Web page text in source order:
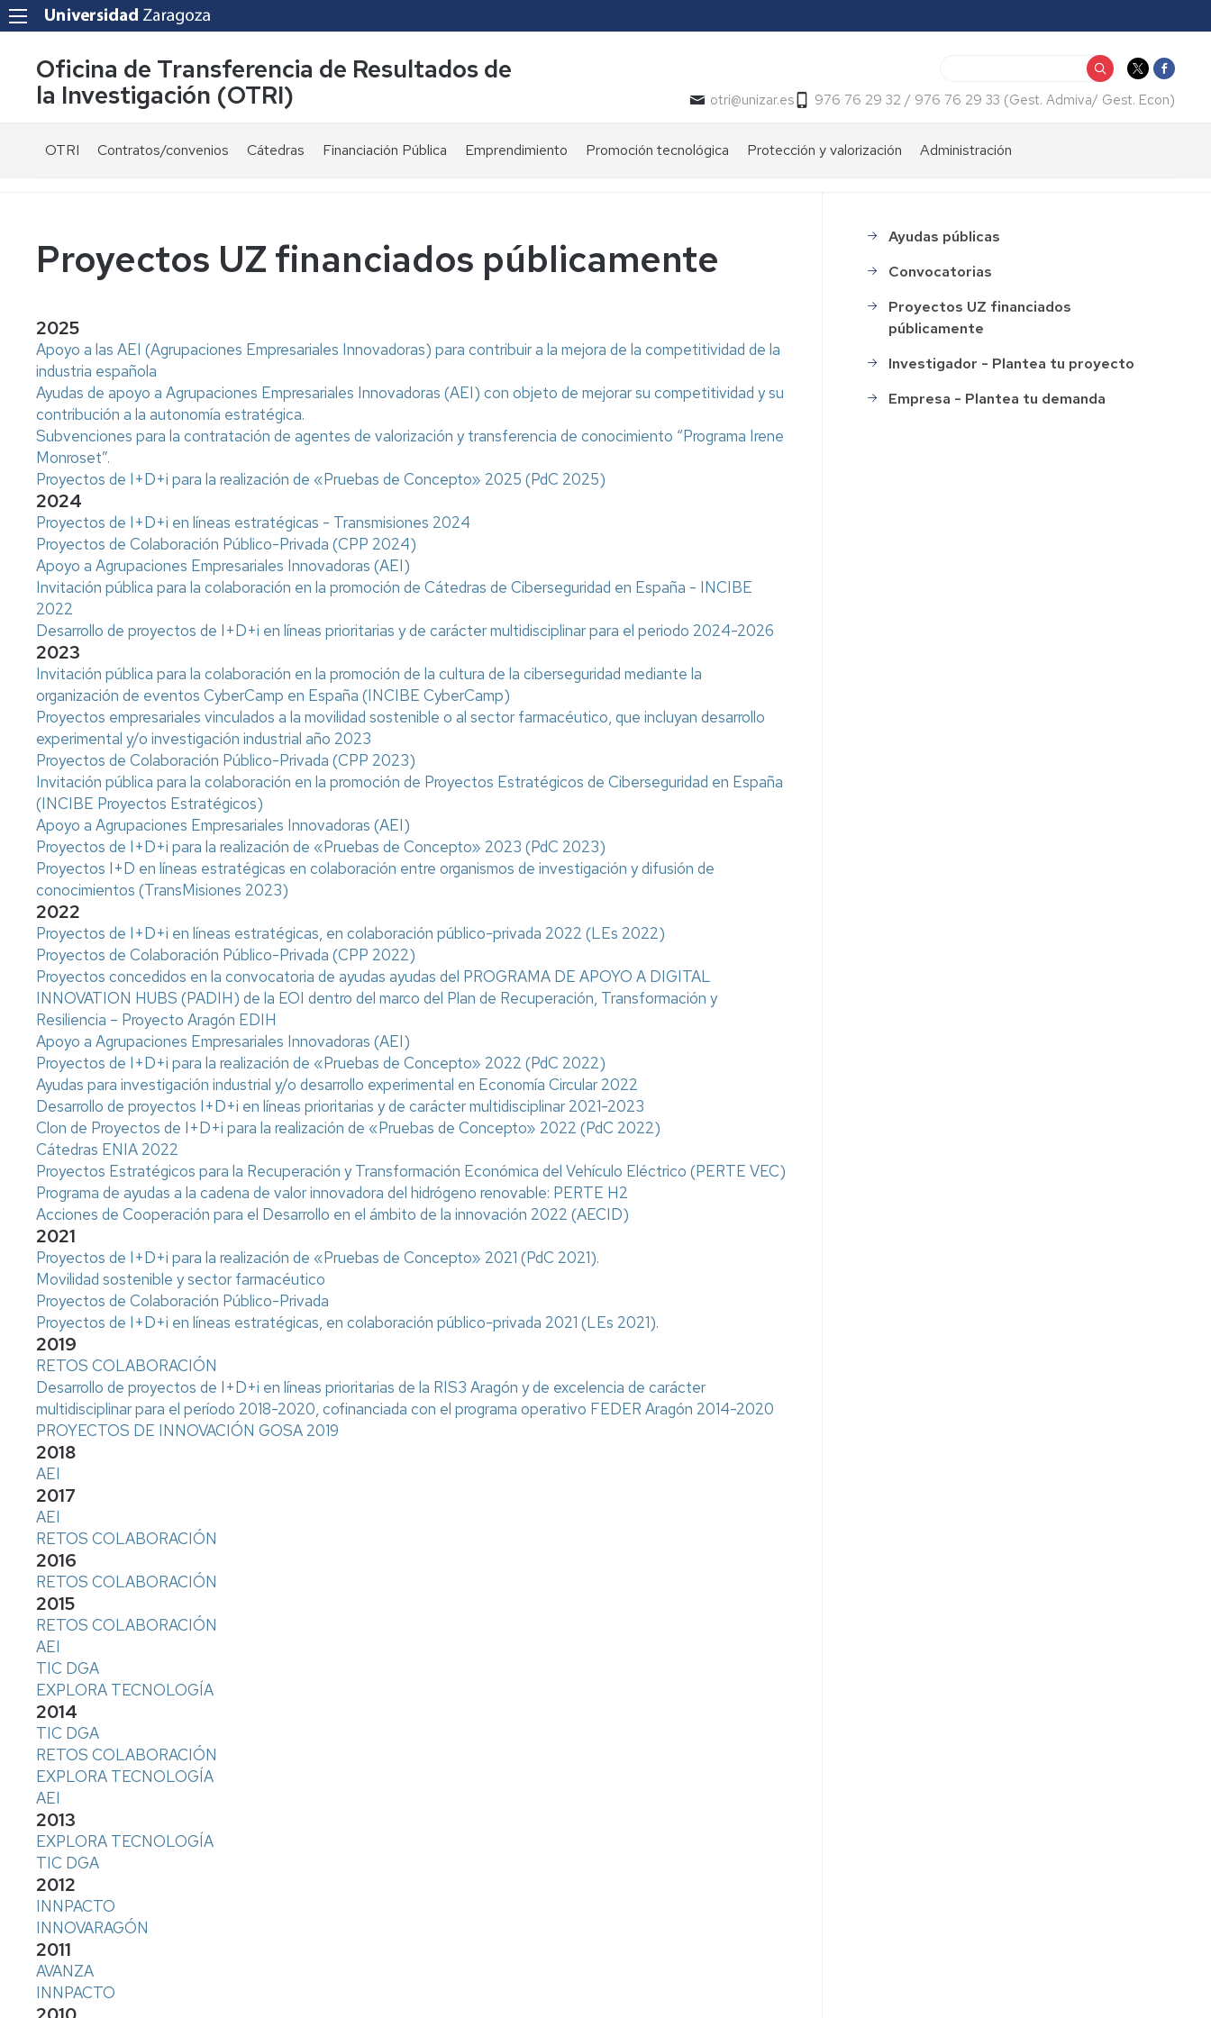
Oficina de Transferencia de Resultados de
la Investigación (OTRI)
otri@unizar.es 976 76 29 32 / 976 76 29 33 (Gest. Admiva/ Gest. Econ)
OTRI
Equipo
Servicios
Carta
de
servicios
Colaboraciones
Casos
de
éxito
Indicadores
Contratos/convenios
Normativa
por
I+D+i
Factura
proforma
Mecenazgo
-
Plantea
tu
proyecto
-
Plantea
demanda
Cátedras Financiación Pública
Convocatorias
-
proyecto
Empresa
Plantea
demanda
Emprendimiento Promoción tecnológica
Catálogo
tecnológica
¿En
qué
ayudar?
Protección y valorización Administración
Certificados
Normativas
Impresos
Recursos
humanos
Proyectos UZ financiados públicamente
2025
Apoyo a las AEI (Agrupaciones Empresariales Innovadoras) para contribuir a la mejora de la competitividad de la
industria española
Ayudas de apoyo a Agrupaciones Empresariales Innovadoras (AEI) con objeto de mejorar su competitividad y su
contribución a la autonomía estratégica.
Subvenciones para la contratación de agentes de valorización y transferencia de conocimiento “Programa Irene
Monroset”.
Proyectos de I+D+i para la realización de «Pruebas de Concepto» 2025 (PdC 2025)
2024
Proyectos de I+D+i en líneas estratégicas - Transmisiones 2024
Proyectos de Colaboración Público-Privada (CPP 2024)
Apoyo a Agrupaciones Empresariales Innovadoras (AEI)
Invitación pública para la colaboración en la promoción de Cátedras de Ciberseguridad en España - INCIBE
2022
Desarrollo de proyectos de I+D+i en líneas prioritarias y de carácter multidisciplinar para el periodo 2024-2026
2023
Invitación pública para la colaboración en la promoción de la cultura de la ciberseguridad mediante la
organización de eventos CyberCamp en España (INCIBE CyberCamp)
Proyectos empresariales vinculados a la movilidad sostenible o al sector farmacéutico, que incluyan desarrollo
experimental y/o investigación industrial año 2023
Proyectos de Colaboración Público-Privada (CPP 2023)
Invitación pública para la colaboración en la promoción de Proyectos Estratégicos de Ciberseguridad en España
(INCIBE Proyectos Estratégicos)
Apoyo a Agrupaciones Empresariales Innovadoras (AEI)
Proyectos de I+D+i para la realización de «Pruebas de Concepto» 2023 (PdC 2023)
Proyectos I+D en líneas estratégicas en colaboración entre organismos de investigación y difusión de
conocimientos (TransMisiones 2023)
2022
Proyectos de I+D+i en líneas estratégicas, en colaboración público-privada 2022 (LEs 2022)
Proyectos de Colaboración Público-Privada (CPP 2022)
Proyectos concedidos en la convocatoria de ayudas ayudas del PROGRAMA DE APOYO A DIGITAL
INNOVATION HUBS (PADIH) de la EOI dentro del marco del Plan de Recuperación, Transformación y
Resiliencia – Proyecto Aragón EDIH
Apoyo a Agrupaciones Empresariales Innovadoras (AEI)
Proyectos de I+D+i para la realización de «Pruebas de Concepto» 2022 (PdC 2022)
Ayudas para investigación industrial y/o desarrollo experimental en Economía Circular 2022
Desarrollo de proyectos I+D+i en líneas prioritarias y de carácter multidisciplinar 2021-2023
Clon de Proyectos de I+D+i para la realización de «Pruebas de Concepto» 2022 (PdC 2022)
Cátedras ENIA 2022
Proyectos Estratégicos para la Recuperación y Transformación Económica del Vehículo Eléctrico (PERTE VEC)
Programa de ayudas a la cadena de valor innovadora del hidrógeno renovable: PERTE H2
Acciones de Cooperación para el Desarrollo en el ámbito de la innovación 2022 (AECID)
2021
Proyectos de I+D+i para la realización de «Pruebas de Concepto» 2021 (PdC 2021).
Movilidad sostenible y sector farmacéutico
Proyectos de Colaboración Público-Privada
Proyectos de I+D+i en líneas estratégicas, en colaboración público-privada 2021 (LEs 2021).
2019
RETOS COLABORACIÓN
Desarrollo de proyectos de I+D+i en líneas prioritarias de la RIS3 Aragón y de excelencia de carácter
multidisciplinar para el período 2018-2020, cofinanciada con el programa operativo FEDER Aragón 2014-2020
PROYECTOS DE INNOVACIÓN GOSA 2019
2018
AEI
2017
AEI
RETOS COLABORACIÓN
2016
RETOS COLABORACIÓN
2015
RETOS COLABORACIÓN
AEI
TIC DGA
EXPLORA TECNOLOGÍA
2014
TIC DGA
RETOS COLABORACIÓN
EXPLORA TECNOLOGÍA
AEI
2013
EXPLORA TECNOLOGÍA
TIC DGA
2012
INNPACTO
INNOVARAGÓN
2011
AVANZA
INNPACTO
menu_financiacion
Ayudas públicas
Convocatorias
Proyectos UZ financiados
públicamente
Investigador - Plantea tu proyecto
Empresa - Plantea tu demanda